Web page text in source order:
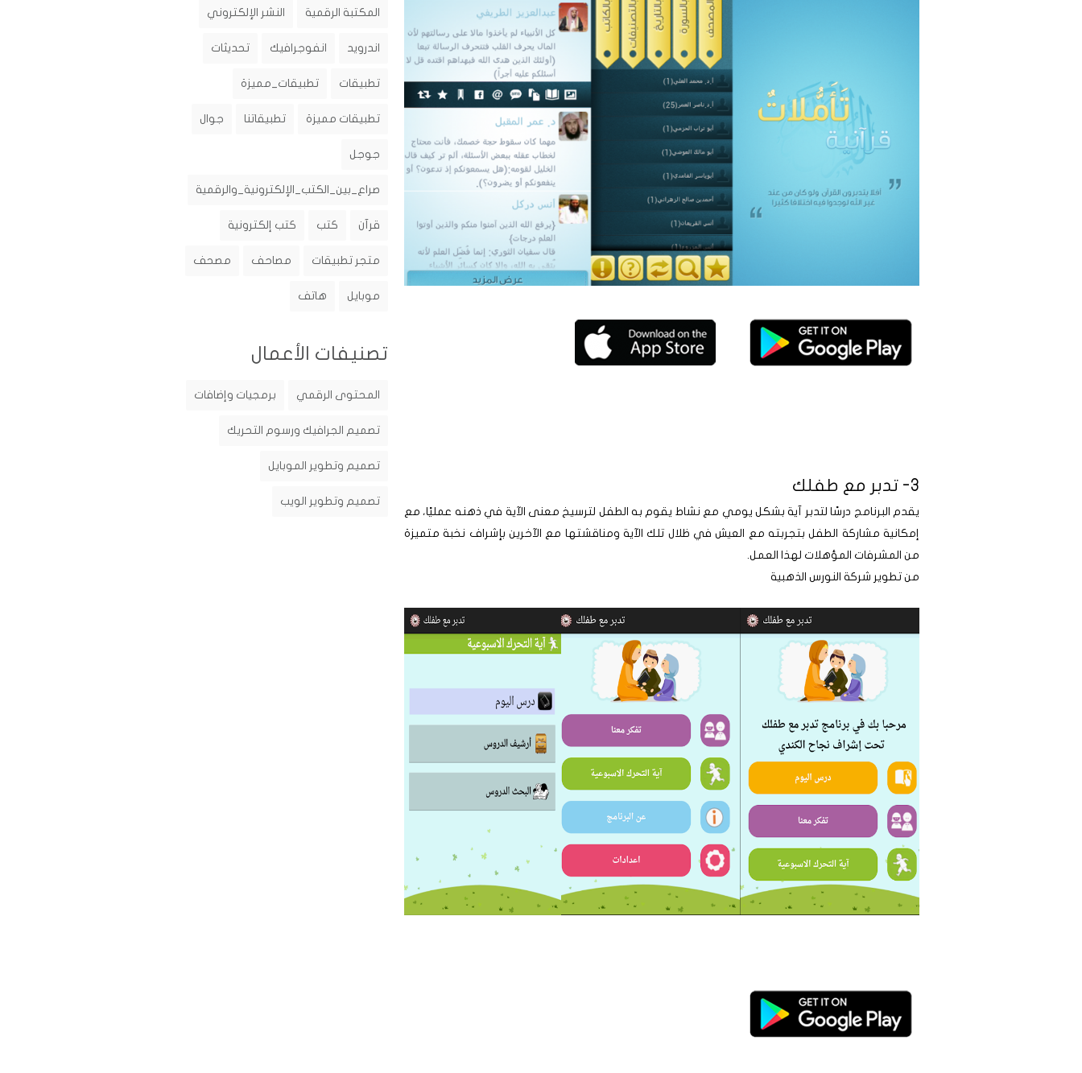
3- تدبر مع طفلك
يقدم البرنامج درسًا لتدبر آية بشكل يومي مع نشاط يقوم به الطفل لترسيخ معنى اﻵية في ذهنه عمليًا، مع
إمكانية مشاركة الطفل بتجربته مع العيش في ظلال تلك اﻵية ومناقشتها مع اﻵخرين بإشراف نخبة متميزة
من المشرفات المؤهلات لهذا العمل.
من تطوير شركة النورس الذهبية
المكتبة الرقمية النشر الإلكتروني
اندرويد انفوجرافيك تحديثات
تطبيقات تطبيقات_مميزة
تطبيقات مميزة تطبيقاتنا جوال
جوجل
صراع_بين_الكتب_الإلكترونية_والرقمية
قرآن كتب كتب إلكترونية
متجر تطبيقات مصاحف مصحف
موبايل هاتف
تصنيفات الأعمال
المحتوى الرقمي برمجيات وإضافات
تصميم الجرافيك ورسوم التحريك
تصميم وتطوير الموبايل
تصميم وتطوير الويب